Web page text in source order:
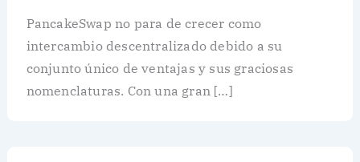
PancakeSwap no para de crecer como
intercambio descentralizado debido a su
conjunto único de ventajas y sus graciosas
nomenclaturas. Con una gran […]